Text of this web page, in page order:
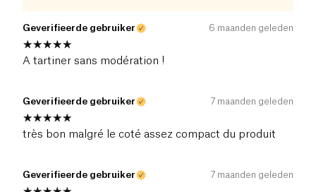
Geverifieerde gebruiker 6 maanden geleden
A tartiner sans modération !
Geverifieerde gebruiker 7 maanden geleden
très bon malgré le coté assez compact du produit
Geverifieerde gebruiker 7 maanden geleden